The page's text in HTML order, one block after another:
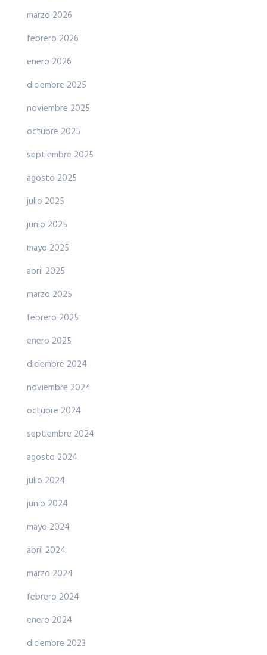
marzo 2026
febrero 2026
enero 2026
diciembre 2025
noviembre 2025
octubre 2025
septiembre 2025
agosto 2025
julio 2025
junio 2025
mayo 2025
abril 2025
marzo 2025
febrero 2025
enero 2025
diciembre 2024
noviembre 2024
octubre 2024
septiembre 2024
agosto 2024
julio 2024
junio 2024
mayo 2024
abril 2024
marzo 2024
febrero 2024
enero 2024
diciembre 2023